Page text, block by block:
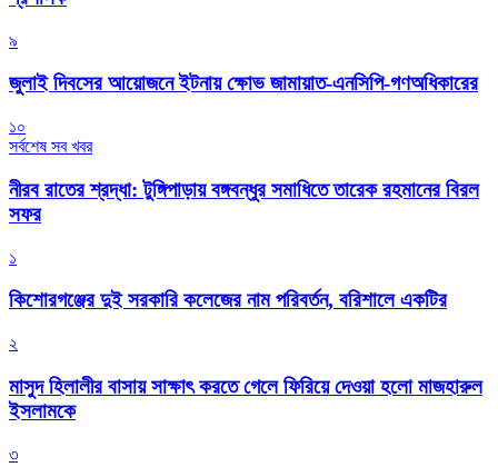
৯
জুলাই দিবসের আয়োজনে ইটনায় ক্ষোভ জামায়াত-এনসিপি-গণঅধিকারের
১০
সর্বশেষ সব খবর
নীরব রাতের শ্রদ্ধা: টুঙ্গিপাড়ায় বঙ্গবন্ধুর সমাধিতে তারেক রহমানের বিরল
সফর
১
কিশোরগঞ্জের দুই সরকারি কলেজের নাম পরিবর্তন, বরিশালে একটির
২
মাসুদ হিলালীর বাসায় সাক্ষাৎ করতে গেলে ফিরিয়ে দেওয়া হলো মাজহারুল
ইসলামকে
৩